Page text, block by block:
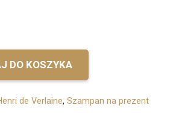
DO KOSZYKA
de Verlaine, Szampan na prezent